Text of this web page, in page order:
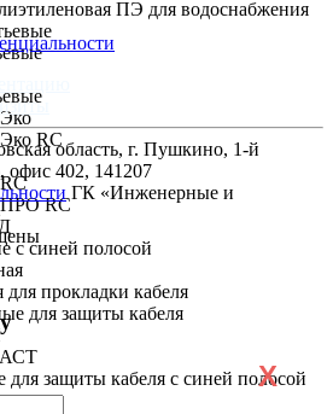
ПЭ для водоснабжения
RC
RC
с синей полосой
прокладки кабеля
для защиты кабеля
защиты кабеля с синей полосой
область, г. Пушкино, 1-й
офис 402, 141207
ГК «Инженерные и
X